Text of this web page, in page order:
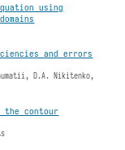
using
and errors
D.A. Nikitenko,
the contour